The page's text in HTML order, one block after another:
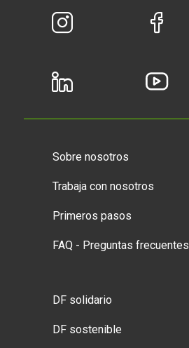
Sobre nosotros
Trabaja con nosotros
Primeros pasos
FAQ - Preguntas frecuentes
DF solidario
DF sostenible